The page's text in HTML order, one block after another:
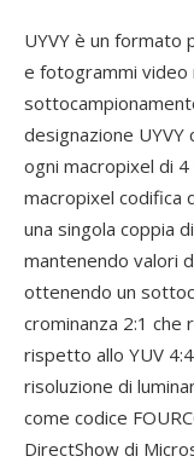
UYVY è un formato
e fotogrammi video
designazione
ogni macropixel di 4
macropixel codifica
una singola coppia
mantenendo valori
ottenendo un
crominanza 2:1 che
rispetto allo YUV
risoluzione di
come codice
DirectShow di